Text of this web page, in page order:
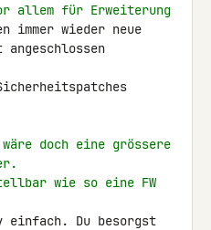
allem für Erweiterung
immer wieder neue
doch eine grössere
wie so eine FW
Du besorgst